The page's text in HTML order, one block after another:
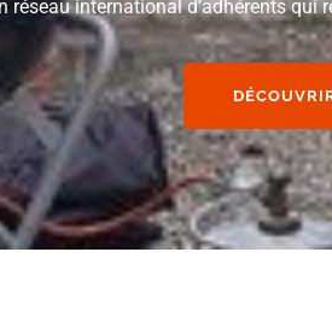
réseau international d’adhérents